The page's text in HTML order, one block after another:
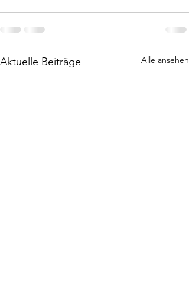
Aktuelle Beiträge Alle ansehen